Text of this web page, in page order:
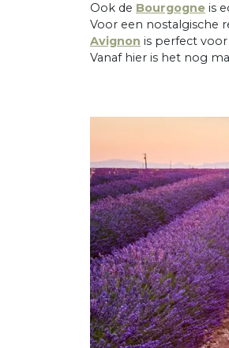
Ook de Bourgogne is
Voor een nostalgische
Avignon is perfect
Vanaf hier is het nog